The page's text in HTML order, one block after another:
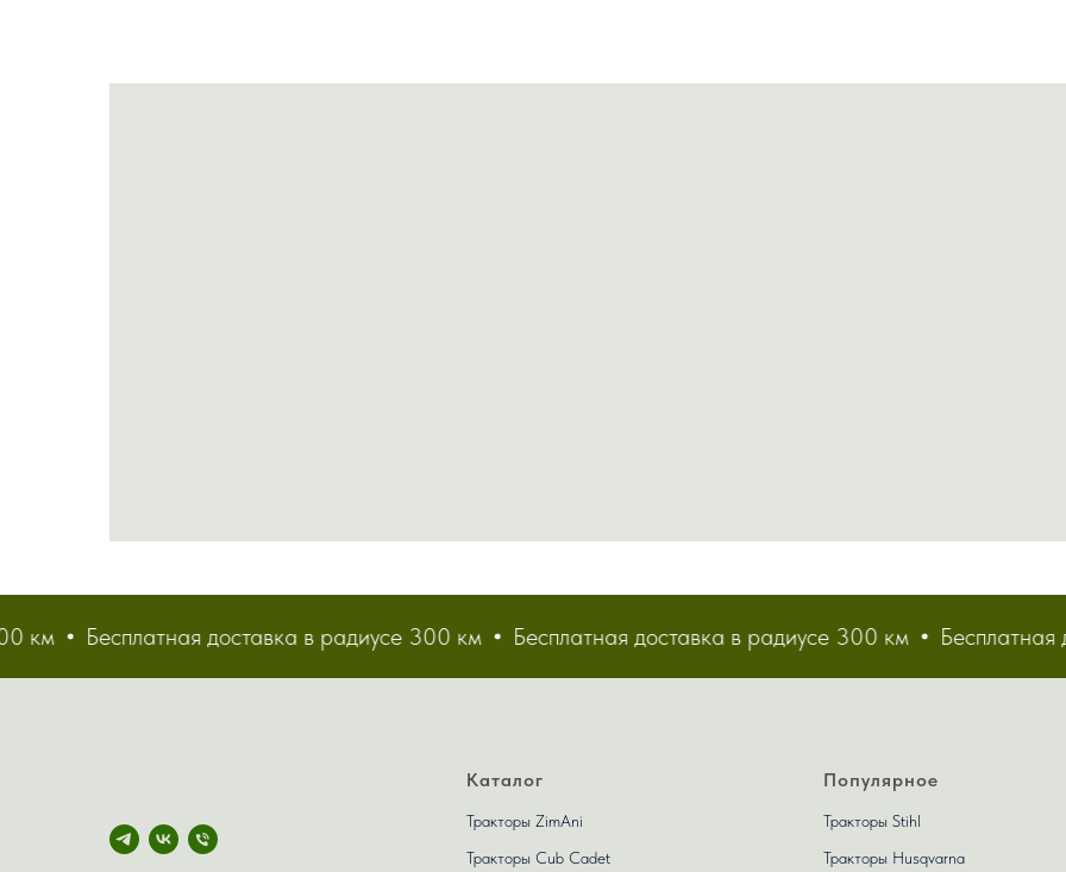
Бесплатная доставка в радиусе 300 км Бесплатная доставка в радиусе 300 км Бесплатная
Каталог
Тракторы ZimAni
Тракторы Сub Сadet
Популярное
Тракторы Stihl
Тракторы Husqvarna